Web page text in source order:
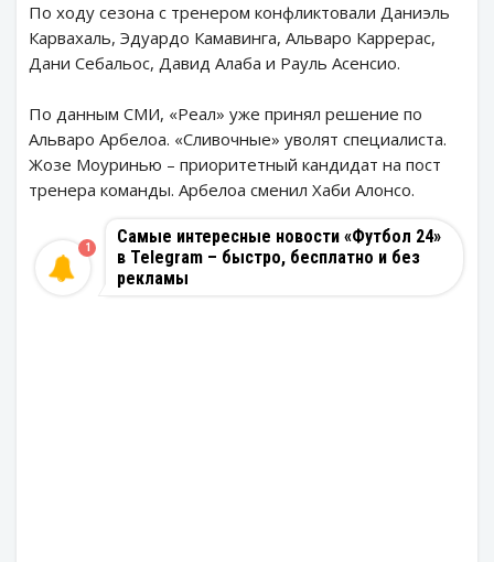
По ходу сезона с тренером конфликтовали Даниэль
Карвахаль, Эдуардо Камавинга, Альваро Каррерас,
Дани Себальос, Давид Алаба и Рауль Асенсио.
По данным СМИ, «Реал» уже принял решение по
Альваро Арбелоа. «Сливочные» уволят специалиста.
Жозе Моуринью – приоритетный кандидат на пост
тренера команды. Арбелоа сменил Хаби Алонсо.
Самые интересные новости «Футбол 24»
в Telegram – быстро, бесплатно и без
рекламы
1